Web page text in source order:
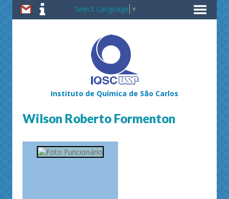
Select Language ▼
Instituto de Química de São Carlos
Wilson Roberto Formenton